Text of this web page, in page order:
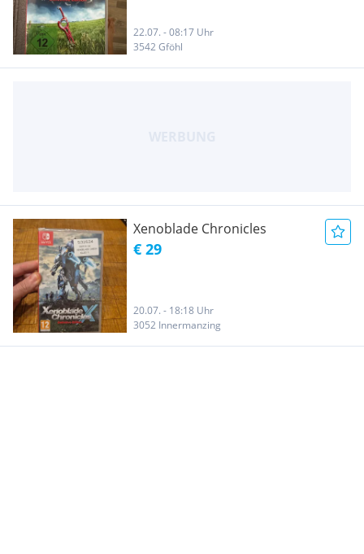
22.07. - 08:17 Uhr
3542 Gföhl
Xenoblade Chronicles
€ 29
20.07. - 18:18 Uhr
3052 Innermanzing